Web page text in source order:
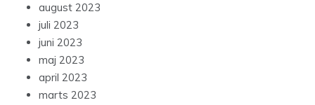
august 2023
juli 2023
juni 2023
maj 2023
april 2023
marts 2023